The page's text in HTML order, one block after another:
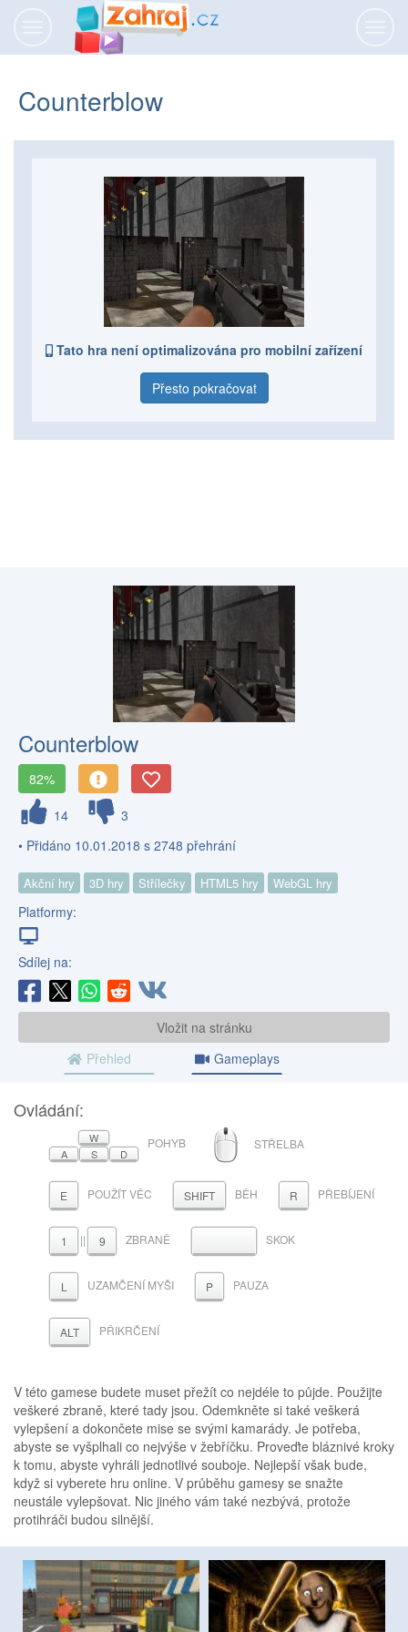
Counterblow
Tato hra není optimalizována pro mobilní zařízení
Přesto pokračovat
Counterblow
82%
14
3
• Přidáno 10.01.2018 s 2748 přehrání
Akční hry 3D hry Střílečky HTML5 hry WebGL hry
Platformy:
Sdílej na:
Vložit na stránku
Přehled
Gameplays
Ovládání:
W
A
S D
POHYB MYŠ
STŘELBA
E POUŽÍT VĚC SHIFT BĚH R PŘEBÍJENÍ
1 || 9 ZBRANĚ MEZERNÍKSKOK
L UZAMČENÍ MYŠI P PAUZA
ALT PŘIKRČENÍ
V této gamese budete muset přežít co nejdéle to půjde. Použijte
veškeré zbraně, které tady jsou. Odemkněte si také veškerá
vylepšení a dokončete mise se svými kamarády. Je potřeba,
abyste se vyšplhali co nejvýše v žebříčku. Proveďte bláznivé kroky
k tomu, abyste vyhráli jednotlivé souboje. Nejlepší však bude,
když si vyberete hru online. V průběhu gamesy se snažte
neustále vylepšovat. Nic jiného vám také nezbývá, protože
protihráči budou silnější.